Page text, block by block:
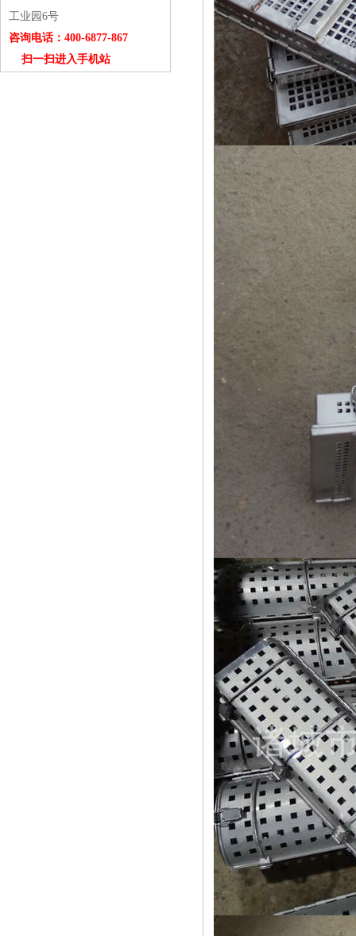
工业园6号
咨询电话：400-6877-867
扫一扫进入手机站